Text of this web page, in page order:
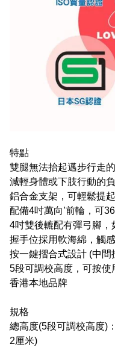
特點
雙腿無法抬起邁步行走
減輕身體或下肢行動的
鋁合金支架，可輕鬆提
配備4吋萬向’前輪，可
4吋雙後轆配有彈弓腳，
握手位採用軟海綿，觸
按一鍵摺合式設計 (中
5段可調校高度，可按
香港本地品牌
規格
總高度(5段可調校高度)
2厘米)